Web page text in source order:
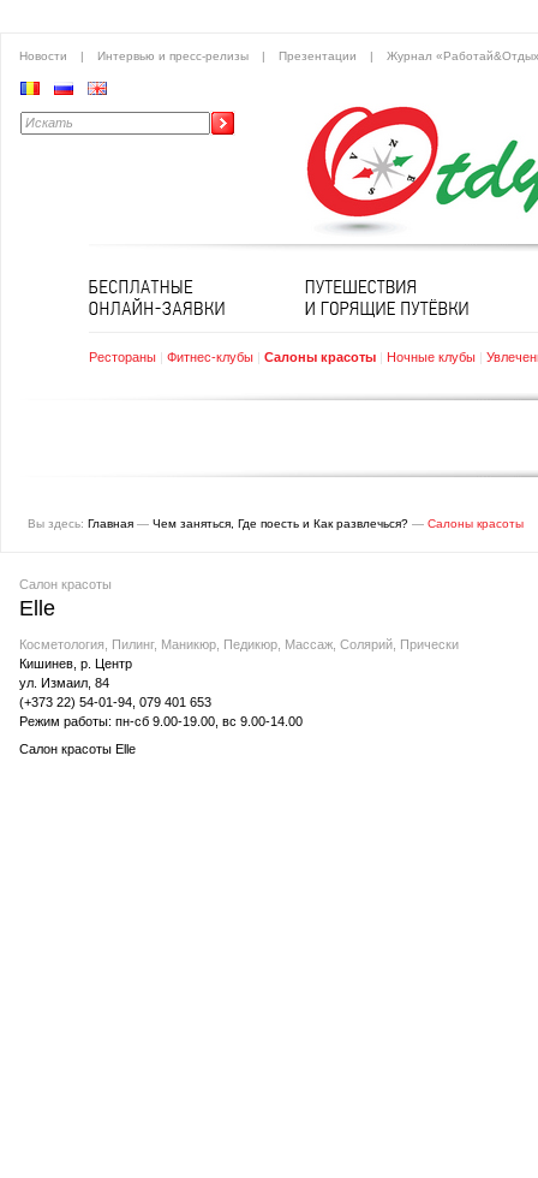
Новости | Интервью и пресс-релизы | Презентации | Журнал
Рестораны | Фитнес-клубы | Салоны красоты | Ночные клубы |
Вы здесь: Главная — Чем заняться, Где поесть и Как развлечься? — Салоны красоты
Салон красоты
Elle
Косметология, Пилинг, Маникюр, Педикюр, Массаж, Солярий, Прически
Кишинев, р. Центр
ул. Измаил, 84
(+373 22) 54-01-94, 079 401 653
Режим работы: пн-сб 9.00-19.00, вс 9.00-14.00
Салон красоты Elle